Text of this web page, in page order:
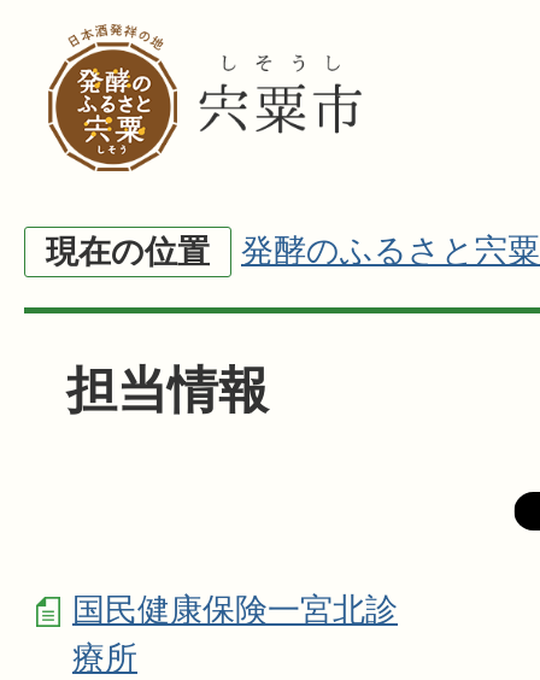
現在の位置 発酵のふるさと宍粟
担当情報
国民健康保険一宮北診
療所